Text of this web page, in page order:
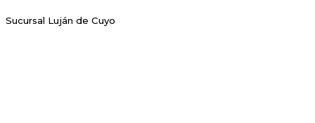
Sucursal Luján de Cuyo